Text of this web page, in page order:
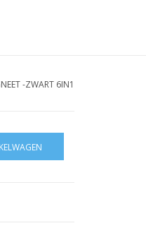
-ZWART 6IN1